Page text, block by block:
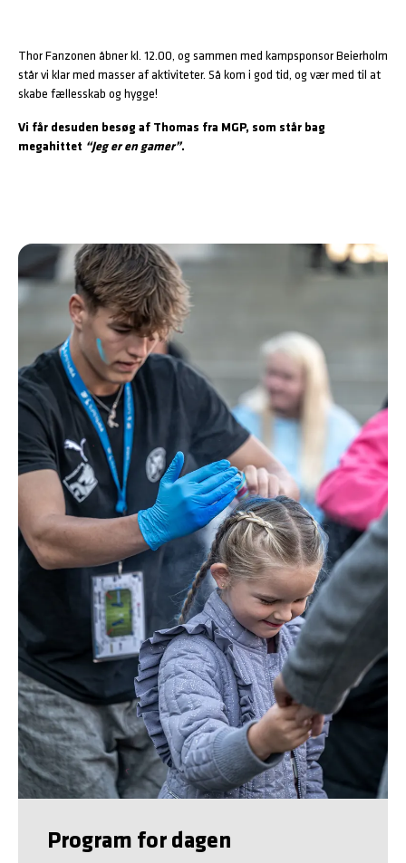
Thor Fanzonen åbner kl. 12.00, og sammen med kampsponsor Beierholm
står vi klar med masser af aktiviteter. Så kom i god tid, og vær med til at
skabe fællesskab og hygge!
Vi får desuden besøg af Thomas fra MGP, som står bag
megahittet “Jeg er en gamer”.
Program for dagen